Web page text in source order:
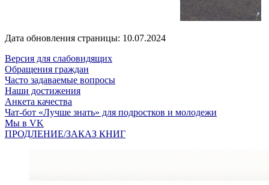
Дата обновления страницы: 10.07.2024
Версия для слабовидящих
Обращения граждан
Часто задаваемые вопросы
Наши достижения
Анкета качества
Чат-бот «Лучше знать» для подростков и молодежи
Мы в VK
ПРОДЛЕНИЕ/ЗАКАЗ КНИГ